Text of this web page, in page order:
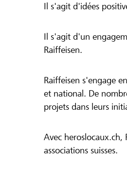
Il s'agit d'idées
Il s'agit d'un
Raiffeisen.
Raiffeisen s'engage
et national. De
projets dans leurs
Avec heroslocaux.ch,
associations suisses.